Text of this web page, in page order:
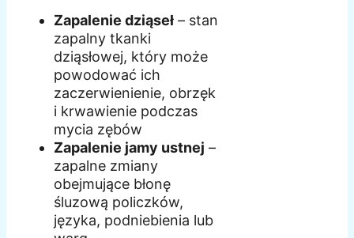
Zapalenie dziąseł – stan
zapalny tkanki
dziąsłowej, który może
powodować ich
zaczerwienienie, obrzęk
i krwawienie podczas
mycia zębów
Zapalenie jamy ustnej –
zapalne zmiany
obejmujące błonę
śluzową policzków,
języka, podniebienia lub